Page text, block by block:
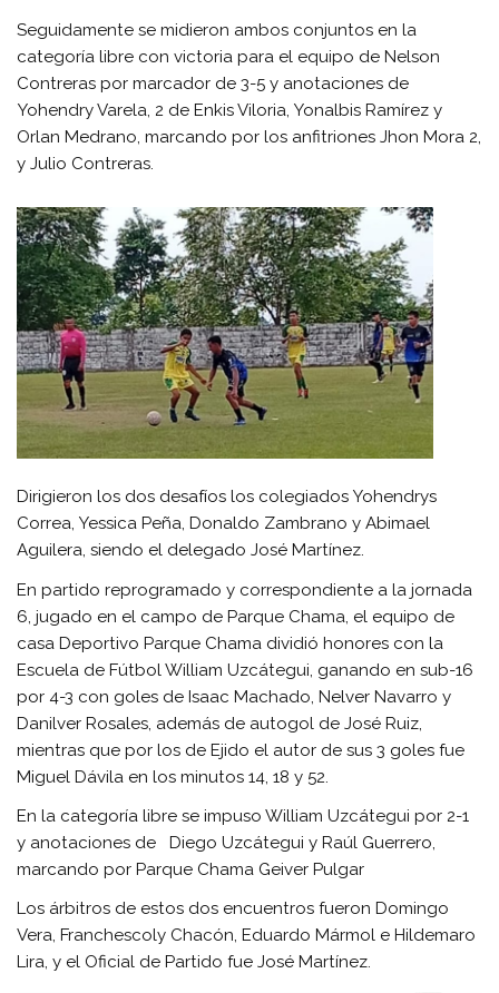
Seguidamente se midieron ambos conjuntos en la
categoría libre con victoria para el equipo de Nelson
Contreras por marcador de 3-5 y anotaciones de
Yohendry Varela, 2 de Enkis Viloria, Yonalbis Ramírez y
Orlan Medrano, marcando por los anfitriones Jhon Mora 2,
y Julio Contreras.
Dirigieron los dos desafíos los colegiados Yohendrys
Correa, Yessica Peña, Donaldo Zambrano y Abimael
Aguilera, siendo el delegado José Martínez.
En partido reprogramado y correspondiente a la jornada
6, jugado en el campo de Parque Chama, el equipo de
casa Deportivo Parque Chama dividió honores con la
Escuela de Fútbol William Uzcátegui, ganando en sub-16
por 4-3 con goles de Isaac Machado, Nelver Navarro y
Danilver Rosales, además de autogol de José Ruiz,
mientras que por los de Ejido el autor de sus 3 goles fue
Miguel Dávila en los minutos 14, 18 y 52.
En la categoría libre se impuso William Uzcátegui por 2-1
y anotaciones de Diego Uzcátegui y Raúl Guerrero,
marcando por Parque Chama Geiver Pulgar
Los árbitros de estos dos encuentros fueron Domingo
Vera, Franchescoly Chacón, Eduardo Mármol e Hildemaro
Lira, y el Oficial de Partido fue José Martínez.